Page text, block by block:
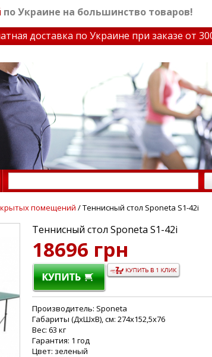
по Украине на большинство товаров!
доставка по Украине при заказе от 3000
помещений / Теннисный стол Sponeta S1-42i
Теннисный стол Sponeta S1-42i
18696 грн
Производитель: Sponeta
Габариты (ДхШхВ), см: 274x152,5x76
Вес: 63 кг
Гарантия: 1 год
Цвет: зеленый